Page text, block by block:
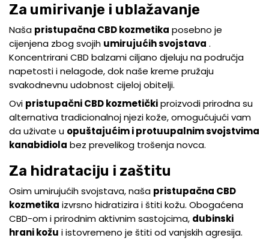
Za umirivanje i ublažavanje
Naša pristupačna CBD kozmetika posebno je
cijenjena zbog svojih umirujućih svojstava .
Koncentrirani CBD balzami ciljano djeluju na područja
napetosti i nelagode, dok naše kreme pružaju
svakodnevnu udobnost cijeloj obitelji.
Ovi pristupačni CBD kozmetičkiproizvodi prirodna su
alternativa tradicionalnoj njezi kože, omogućujući vam
da uživate u opuštajućim i protuupalnim svojstvima
kanabidiola bez prevelikog trošenja novca.
Za hidrataciju i zaštitu
Osim umirujućih svojstava, naša pristupačna CBD
kozmetika izvrsno hidratizira i štiti kožu. Obogaćena
CBD-om i prirodnim aktivnim sastojcima, dubinski
hrani kožu i istovremeno je štiti od vanjskih agresija.